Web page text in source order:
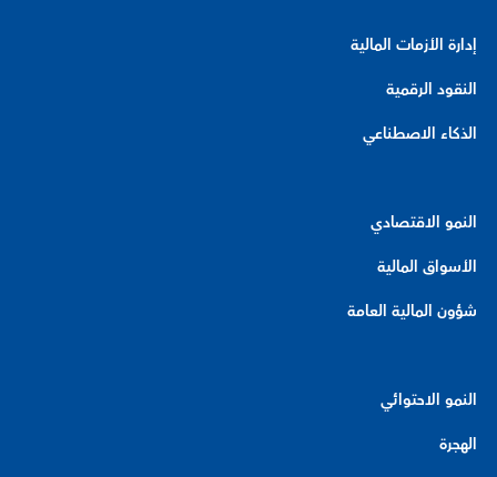
إدارة الأزمات المالية
النقود الرقمية
الذكاء الاصطناعي
النمو الاقتصادي
الأسواق المالية
شؤون المالية العامة
النمو الاحتوائي
الهجرة